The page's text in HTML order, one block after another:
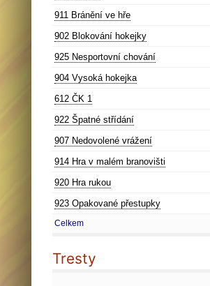
911 Bránění ve hře
902 Blokování hokejky
925 Nesportovní chování
904 Vysoká hokejka
612 ČK 1
922 Špatné střídání
907 Nedovolené vrážení
914 Hra v malém branovišti
920 Hra rukou
923 Opakované přestupky
Celkem
Tresty